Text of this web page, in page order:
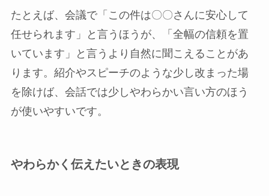
たとえば、会議で「この件は〇〇さんに安心して
任せられます」と言うほうが、「全幅の信頼を置
いています」と言うより自然に聞こえることがあ
ります。紹介やスピーチのような少し改まった場
を除けば、会話では少しやわらかい言い方のほう
が使いやすいです。
やわらかく伝えたいときの表現